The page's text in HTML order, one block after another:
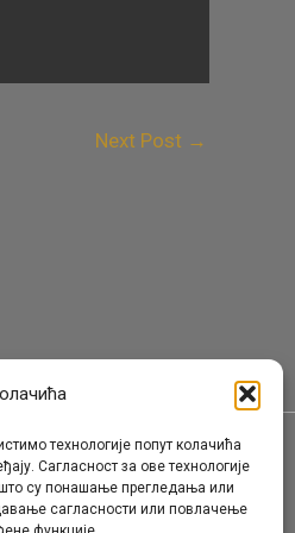
технологије попут колачића
Сагласност за ове технологије
су понашање прегледања или
сагласности или повлачење
Next Post →